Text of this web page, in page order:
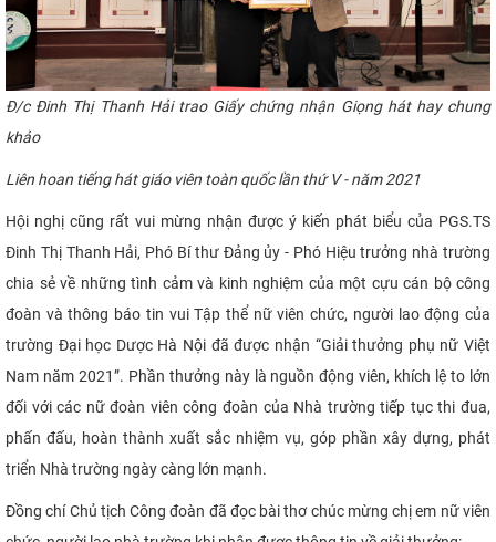
Đ/c Đinh Thị Thanh Hải trao Giấy chứng nhận Giọng hát hay chung
khảo
Liên hoan tiếng hát giáo viên toàn quốc lần thứ V - năm 2021
Hội nghị cũng rất vui mừng nhận được ý kiến phát biểu của PGS.TS
Đinh Thị Thanh Hải, Phó Bí thư Đảng ủy - Phó Hiệu trưởng nhà trường
chia sẻ về những tình cảm và kinh nghiệm của một cựu cán bộ công
đoàn và thông báo tin vui Tập thể nữ viên chức, người lao động của
trường Đại học Dược Hà Nội đã được nhận “Giải thưởng phụ nữ Việt
Nam năm 2021”. Phần thưởng này là nguồn động viên, khích lệ to lớn
đối với các nữ đoàn viên công đoàn của Nhà trường tiếp tục thi đua,
phấn đấu, hoàn thành xuất sắc nhiệm vụ, góp phần xây dựng, phát
triển Nhà trường ngày càng lớn mạnh.
Đồng chí Chủ tịch Công đoàn đã đọc bài thơ chúc mừng chị em nữ viên